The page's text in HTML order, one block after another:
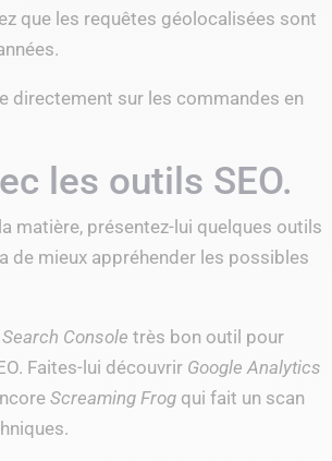
que les requêtes géolocalisées sont
directement sur les commandes en
les outils SEO.
matière, présentez-lui quelques outils
de mieux appréhender les possibles
Console très bon outil pour
Faites-lui découvrir Google Analytics
Screaming Frog qui fait un scan